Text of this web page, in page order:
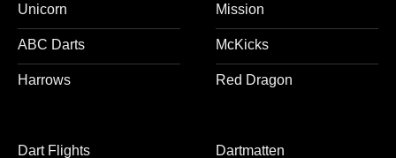
Unicorn
ABC Darts
Harrows
Mission
McKicks
Red Dragon
Dart Flights Dartmatten